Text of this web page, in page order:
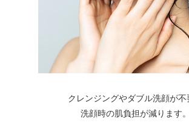
クレンジングやダブル洗顔が不
洗顔時の肌負担が減ります。